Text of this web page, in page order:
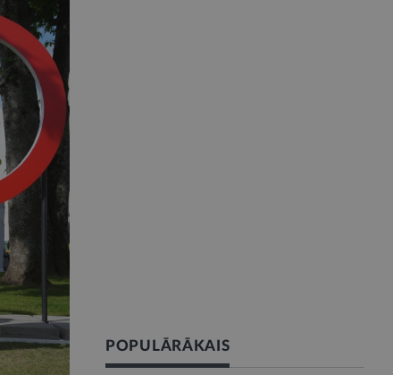
POPULĀRĀKAIS